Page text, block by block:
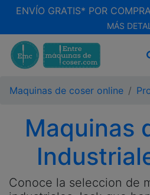
ENVÍO GRATIS* POR
MÁS
Maquinas de coser online
Maquinas
Conoce la seleccion de